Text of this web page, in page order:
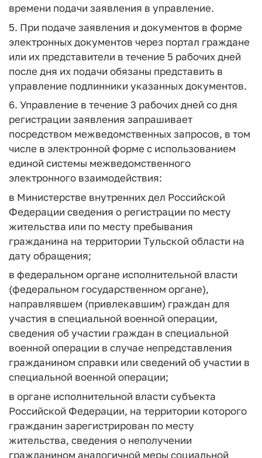
времени подачи заявления в управление.
5. При подаче заявления и документов в форме
электронных документов через портал граждане
или их представители в течение 5 рабочих дней
после дня их подачи обязаны представить в
управление подлинники указанных документов.
6. Управление в течение 3 рабочих дней со дня
регистрации заявления запрашивает
посредством межведомственных запросов, в том
числе в электронной форме с использованием
единой системы межведомственного
электронного взаимодействия:
в Министерстве внутренних дел Российской
Федерации сведения о регистрации по месту
жительства или по месту пребывания
гражданина на территории Тульской области на
дату обращения;
в федеральном органе исполнительной власти
(федеральном государственном органе),
направлявшем (привлекавшим) граждан для
участия в специальной военной операции,
сведения об участии граждан в специальной
военной операции в случае непредставления
гражданином справки или сведений об участии в
специальной военной операции;
в органе исполнительной власти субъекта
Российской Федерации, на территории которого
гражданин зарегистрирован по месту
жительства, сведения о неполучении
гражданином аналогичной меры социальной